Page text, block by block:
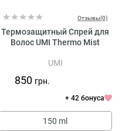
Отзывы(0)
Термозащитный Спрей для
Волос UMI Thermo Mist
UMI
850 грн.
+ 42 бонуса
150 ml